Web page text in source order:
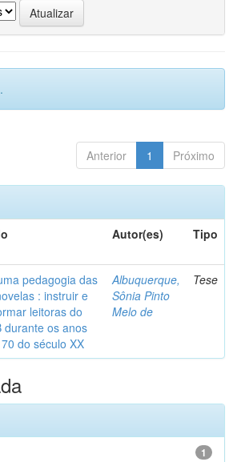
Anterior 1 Próximo
Autor(es) Tipo
pedagogia das
: instruir e
leitoras do
durante os anos
do século XX
Albuquerque,
Sônia Pinto
Melo de
Tese
1